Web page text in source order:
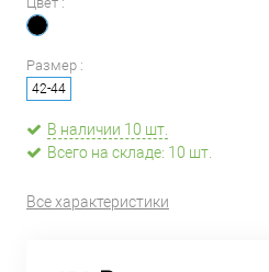
Размер :
42-44
В наличии 10 шт.
Всего на складе: 10 шт.
Все характеристики